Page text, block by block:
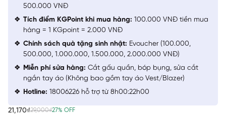
21,170₫29,000₫27% OFF
500.000 VNĐ
Tích điểm KGPoint khi mua hàng: 100.000 VNĐ tiền mua
hàng = 1 KGpoint = 2.000 VNĐ
Chính sách quà tặng sinh nhật: Evoucher (100.000,
500.000, 1.000.000, 1.500.000, 2.000.000 VNĐ)
Miễn phí sửa hàng: Cắt gấu quần, bóp bụng, sửa cắt
ngắn tay áo (Không bao gồm tay áo Vest/Blazer)
Hotline: 18006226 hỗ trợ từ 8h00:22h00